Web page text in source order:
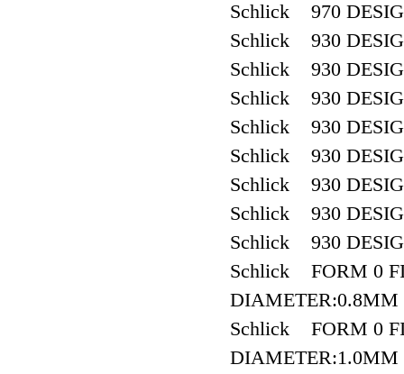
Schlick 970
Schlick 930
Schlick 930
Schlick 930
Schlick 930
Schlick 930
Schlick 930
Schlick 930
Schlick 930
Schlick FORM 0
DIAMETER:0.8MM
Schlick FORM 0
DIAMETER:1.0MM